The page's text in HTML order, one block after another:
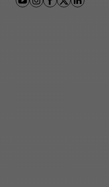
youtube
instagram
facebook
x linkedin